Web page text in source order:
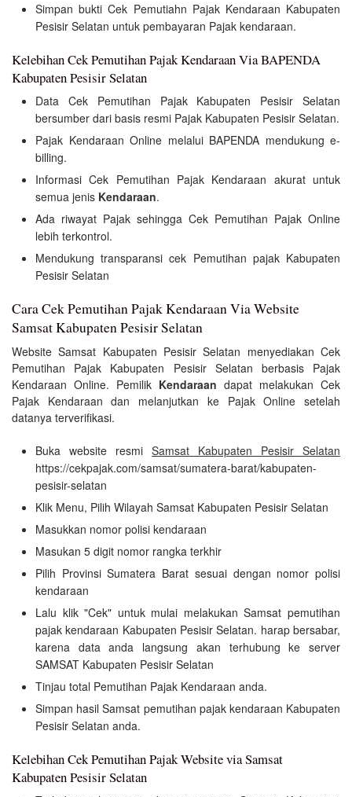
Simpan bukti Cek Pemutiahn Pajak Kendaraan Kabupaten
Pesisir Selatan untuk pembayaran Pajak kendaraan.
Kelebihan Cek Pemutihan Pajak Kendaraan Via BAPENDA
Kabupaten Pesisir Selatan
Data Cek Pemutihan Pajak Kabupaten Pesisir Selatan
bersumber dari basis resmi Pajak Kabupaten Pesisir Selatan.
Pajak Kendaraan Online melalui BAPENDA mendukung e-
billing.
Informasi Cek Pemutihan Pajak Kendaraan akurat untuk
semua jenis Kendaraan.
Ada riwayat Pajak sehingga Cek Pemutihan Pajak Online
lebih terkontrol.
Mendukung transparansi cek Pemutihan pajak Kabupaten
Pesisir Selatan
Cara Cek Pemutihan Pajak Kendaraan Via Website
Samsat Kabupaten Pesisir Selatan
Website Samsat Kabupaten Pesisir Selatan menyediakan Cek
Pemutihan Pajak Kabupaten Pesisir Selatan berbasis Pajak
Kendaraan Online. Pemilik Kendaraan dapat melakukan Cek
Pajak Kendaraan dan melanjutkan ke Pajak Online setelah
datanya terverifikasi.
Buka website resmi Samsat Kabupaten Pesisir Selatan
https://cekpajak.com/samsat/sumatera-barat/kabupaten-
pesisir-selatan
Klik Menu, Pilih Wilayah Samsat Kabupaten Pesisir Selatan
Masukkan nomor polisi kendaraan
Masukan 5 digit nomor rangka terkhir
Pilih Provinsi Sumatera Barat sesuai dengan nomor polisi
kendaraan
Lalu klik "Cek" untuk mulai melakukan Samsat pemutihan
pajak kendaraan Kabupaten Pesisir Selatan. harap bersabar,
karena data anda langsung akan terhubung ke server
SAMSAT Kabupaten Pesisir Selatan
Tinjau total Pemutihan Pajak Kendaraan anda.
Simpan hasil Samsat pemutihan pajak kendaraan Kabupaten
Pesisir Selatan anda.
Kelebihan Cek Pemutihan Pajak Website via Samsat
Kabupaten Pesisir Selatan